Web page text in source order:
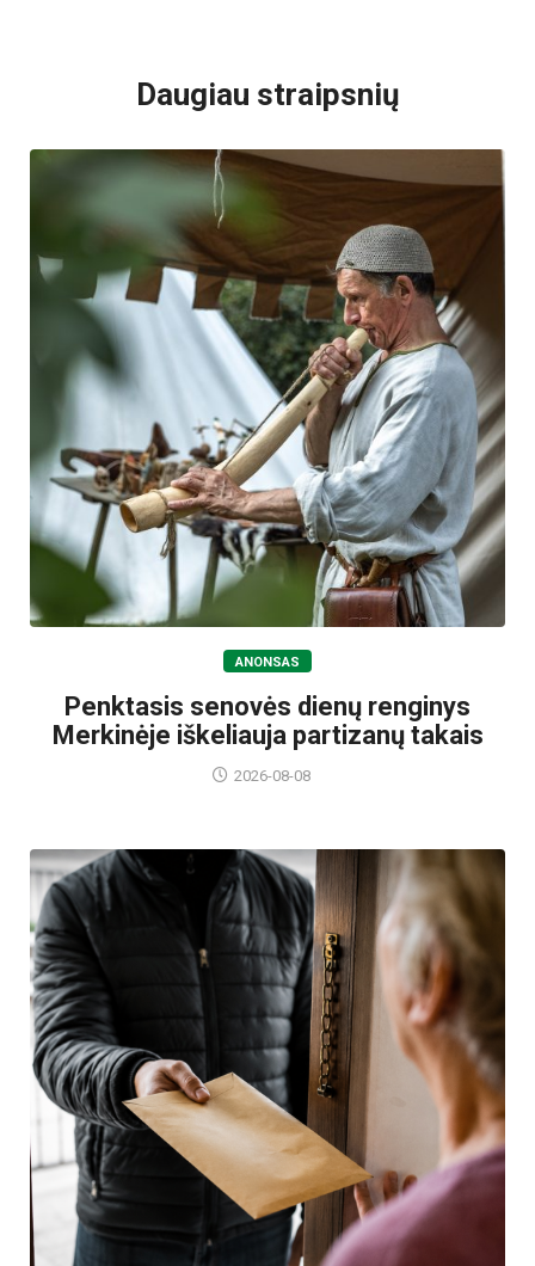
Daugiau straipsnių
ANONSAS
Penktasis senovės dienų renginys
Merkinėje iškeliauja partizanų takais
2026-08-08